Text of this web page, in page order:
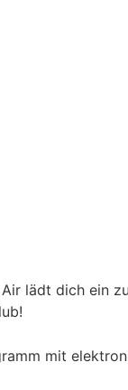
lädt dich ein
mit